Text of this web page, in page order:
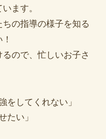
ます。
の指導の様子を知る
ので、忙しいお子さ
をしてくれない」
たい」